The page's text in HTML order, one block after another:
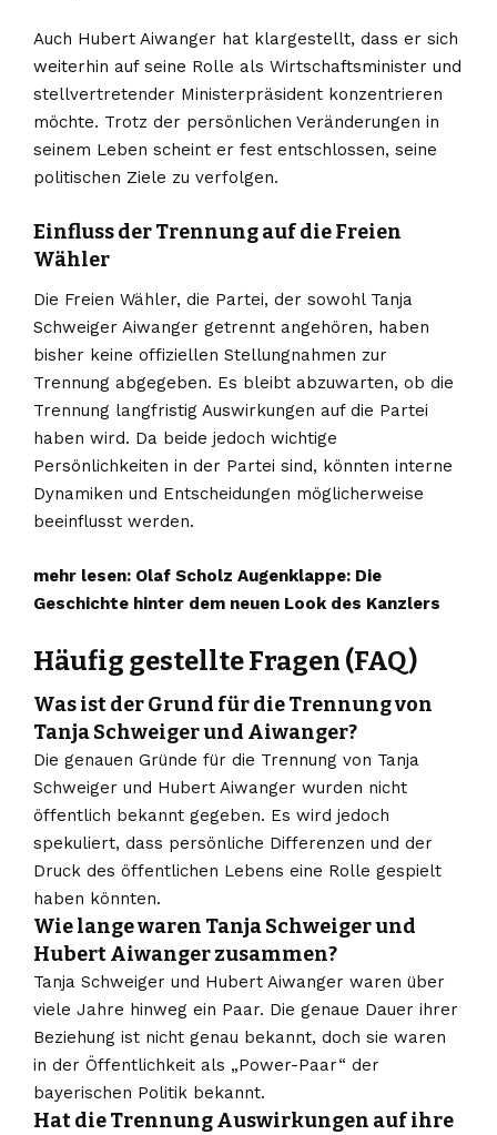
Auch Hubert Aiwanger hat klargestellt, dass er sich
weiterhin auf seine Rolle als Wirtschaftsminister und
stellvertretender Ministerpräsident konzentrieren
möchte. Trotz der persönlichen Veränderungen in
seinem Leben scheint er fest entschlossen, seine
politischen Ziele zu verfolgen.
Einfluss der Trennung auf die Freien
Wähler
Die Freien Wähler, die Partei, der sowohl Tanja
Schweiger Aiwanger getrennt angehören, haben
bisher keine offiziellen Stellungnahmen zur
Trennung abgegeben. Es bleibt abzuwarten, ob die
Trennung langfristig Auswirkungen auf die Partei
haben wird. Da beide jedoch wichtige
Persönlichkeiten in der Partei sind, könnten interne
Dynamiken und Entscheidungen möglicherweise
beeinflusst werden.
mehr lesen: Olaf Scholz Augenklappe: Die
Geschichte hinter dem neuen Look des Kanzlers
Häufig gestellte Fragen (FAQ)
Was ist der Grund für die Trennung von
Tanja Schweiger und Aiwanger?
Die genauen Gründe für die Trennung von Tanja
Schweiger und Hubert Aiwanger wurden nicht
öffentlich bekannt gegeben. Es wird jedoch
spekuliert, dass persönliche Differenzen und der
Druck des öffentlichen Lebens eine Rolle gespielt
haben könnten.
Wie lange waren Tanja Schweiger und
Hubert Aiwanger zusammen?
Tanja Schweiger und Hubert Aiwanger waren über
viele Jahre hinweg ein Paar. Die genaue Dauer ihrer
Beziehung ist nicht genau bekannt, doch sie waren
in der Öffentlichkeit als „Power-Paar“ der
bayerischen Politik bekannt.
Hat die Trennung Auswirkungen auf ihre